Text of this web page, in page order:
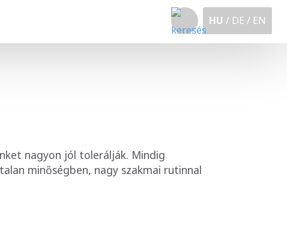
HU / DE / EN
nagyon jól tolerálják. Mindig
minőségben, nagy szakmai rutinnal